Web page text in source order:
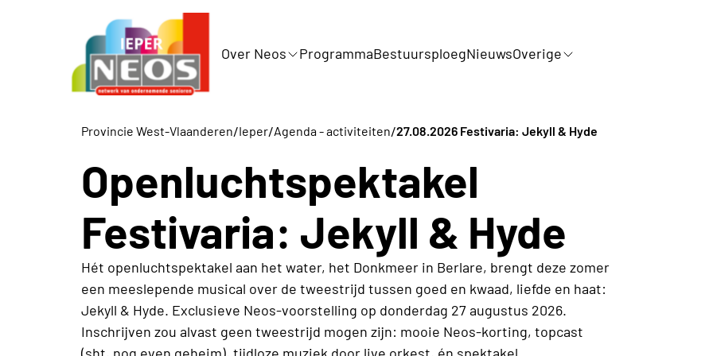
Over Neos ProgrammaBestuursploegNieuwsOverige
Provincie West-Vlaanderen/Ieper/Agenda - activiteiten/27.08.2026 Festivaria: Jekyll & Hyde
Openluchtspektakel
Festivaria: Jekyll & Hyde
Hét openluchtspektakel aan het water, het Donkmeer in Berlare, brengt deze zomer
een meeslepende musical over de tweestrijd tussen goed en kwaad, liefde en haat:
Jekyll & Hyde. Exclusieve Neos-voorstelling op donderdag 27 augustus 2026.
Inschrijven zou alvast geen tweestrijd mogen zijn: mooie Neos-korting, topcast